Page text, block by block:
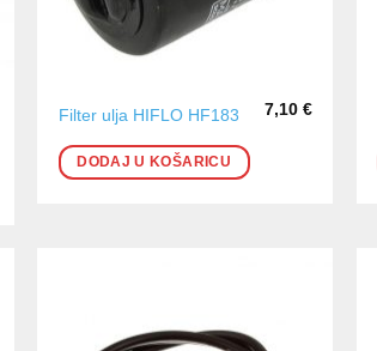
Filter ulja HIFLO HF183 7,10 €
DODAJ U KOŠARICU